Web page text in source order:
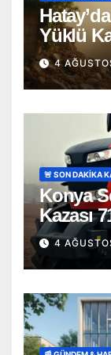
Yüklü
4
🚨 SON DAKİKA
Konya
Kazası
4